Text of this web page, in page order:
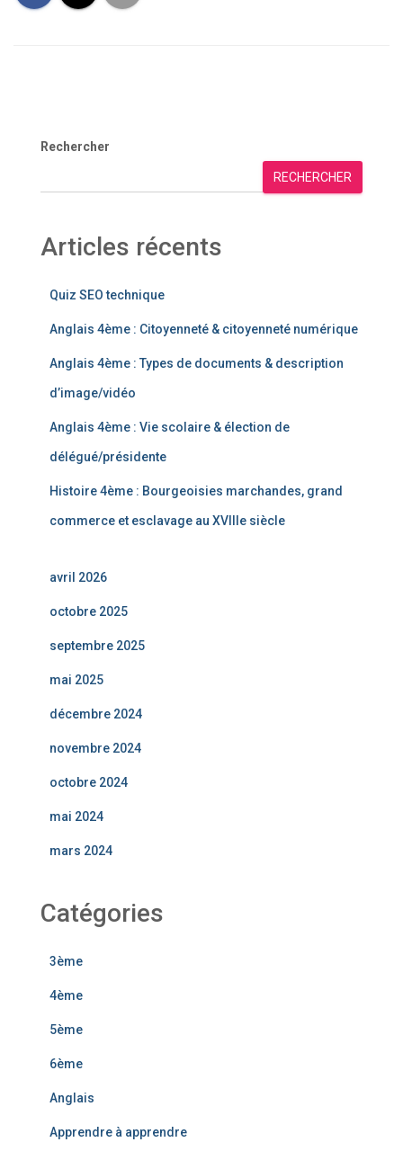
Rechercher
RECHERCHER
Articles récents
Quiz SEO technique
Anglais 4ème : Citoyenneté & citoyenneté numérique
Anglais 4ème : Types de documents & description
d’image/vidéo
Anglais 4ème : Vie scolaire & élection de
délégué/présidente
Histoire 4ème : Bourgeoisies marchandes, grand
commerce et esclavage au XVIIIe siècle
avril 2026
octobre 2025
septembre 2025
mai 2025
décembre 2024
novembre 2024
octobre 2024
mai 2024
mars 2024
Catégories
3ème
4ème
5ème
6ème
Anglais
Apprendre à apprendre